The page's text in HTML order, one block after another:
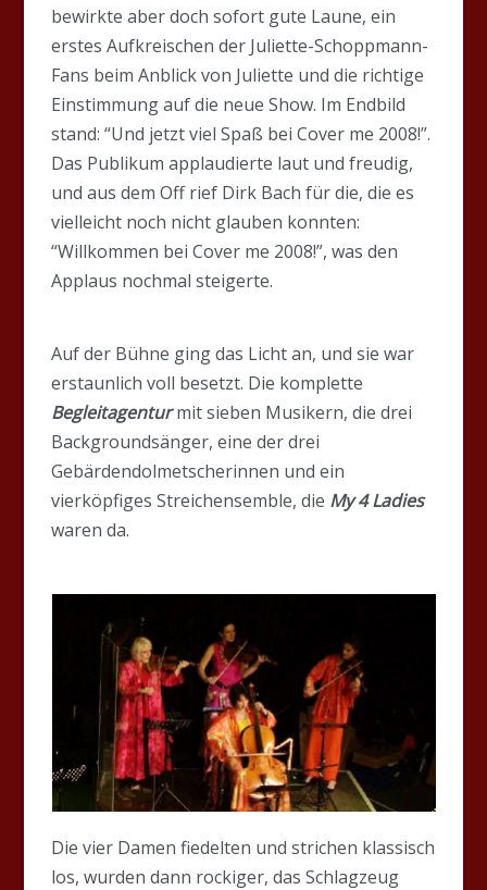
bewirkte aber doch sofort gute Laune, ein
erstes Aufkreischen der Juliette-Schoppmann-
Fans beim Anblick von Juliette und die richtige
Einstimmung auf die neue Show. Im Endbild
stand: “Und jetzt viel Spaß bei Cover me 2008!”.
Das Publikum applaudierte laut und freudig,
und aus dem Off rief Dirk Bach für die, die es
vielleicht noch nicht glauben konnten:
“Willkommen bei Cover me 2008!”, was den
Applaus nochmal steigerte.
Auf der Bühne ging das Licht an, und sie war
erstaunlich voll besetzt. Die komplette
Begleitagenturmit sieben Musikern, die drei
Backgroundsänger, eine der drei
Gebärdendolmetscherinnen und ein
vierköpfiges Streichensemble, die My 4 Ladies
waren da.
Die vier Damen fiedelten und strichen klassisch
los, wurden dann rockiger, das Schlagzeug